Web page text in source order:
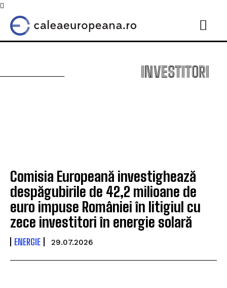
INVESTITORI
Comisia Europeană investighează
despăgubirile de 42,2 milioane de
euro impuse României în litigiul cu
zece investitori în energie solară
ENERGIE 29.07.2026